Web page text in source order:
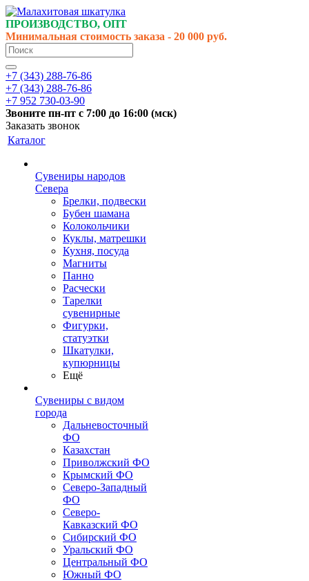
ПРОИЗВОДСТВО, ОПТ
Минимальная стоимость заказа - 20 000 руб.
+7 (343) 288-76-86
+7 (343) 288-76-86
+7 952 730-03-90
Звоните пн-пт с 7:00 до 16:00 (мск)
Заказать звонок
Каталог
Сувениры народов
Севера
Брелки, подвески
Бубен шамана
Колокольчики
Куклы, матрешки
Кухня, посуда
Магниты
Панно
Расчески
Тарелки
сувенирные
Фигурки,
статуэтки
Шкатулки,
купюрницы
Ещё
Сувениры с видом
города
Дальневосточный
ФО
Казахстан
Приволжский ФО
Крымский ФО
Северо-Западный
ФО
Северо-
Кавказский ФО
Сибирский ФО
Уральский ФО
Центральный ФО
Южный ФО